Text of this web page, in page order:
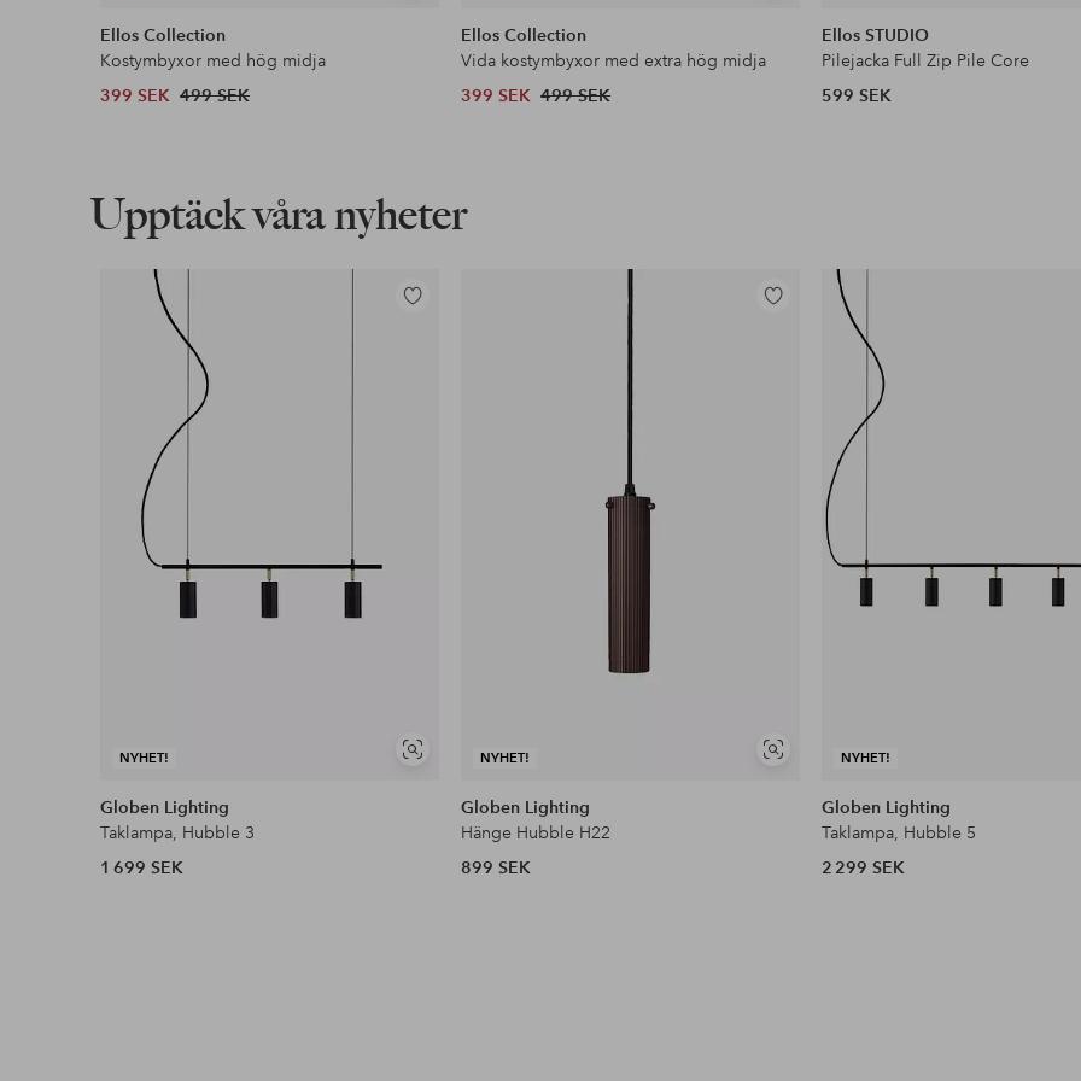
Ellos Collection
Kostymbyxor med hög midja
399 SEK 499 SEK
Ellos Collection
Vida kostymbyxor med extra hög midja
399 SEK 499 SEK
Ellos STUDIO
Pilejacka Full Zip Pile Core
599 SEK
Upptäck våra nyheter
NYHET!
Visa
Lägg
Globen Lighting
Taklampa, Hubble 3
1 699 SEK
NYHET!
Visa
Lägg
Globen Lighting
Hänge Hubble H22
899 SEK
NYHET!
Globen Lighting
Taklampa, Hubble 5
2 299 SEK